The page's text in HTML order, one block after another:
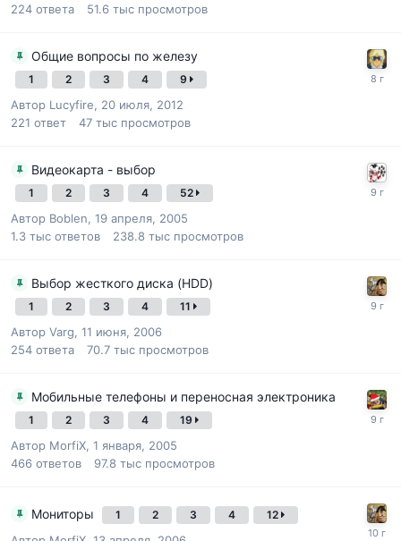
224 ответа 51.6 тыс просмотров
Общие вопросы по железу
1 2 3 4 9
Автор Lucyfire, 20 июля, 2012
221 ответ 47 тыс просмотров
Видеокарта - выбор
1 2 3 4 52
Автор Boblen, 19 апреля, 2005
1.3 тыс ответов 238.8 тыс просмотров
Выбор жесткого диска (HDD)
1 2 3 4 11
Автор Varg, 11 июня, 2006
254 ответа 70.7 тыс просмотров
Мобильные телефоны и переносная электроника
1 2 3 4 19
Автор MorfiX, 1 января, 2005
466 ответов 97.8 тыс просмотров
Мониторы 1 2 3 4 12